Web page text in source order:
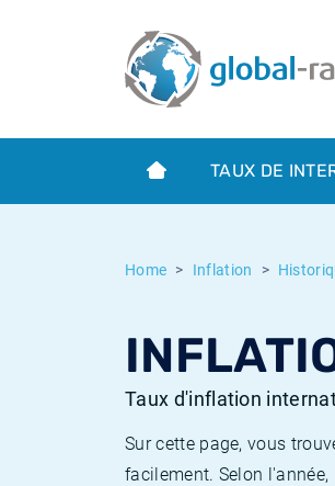
TAUX DE
Home Inflation
Taux d'inflation
Sur cette page, vous
facilement. Selon
Term SOFR
Qu'est-ce que l'inflation IPC?
Qu'est-ce que l'inflation IPCH?
Taux Euribor historiques
Taux ESTER historiques
Taux d'inflation historiques
Calculateur d’inflation